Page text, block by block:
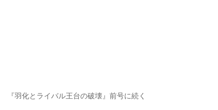
『羽化とライバル王台の破壊』前号に続く